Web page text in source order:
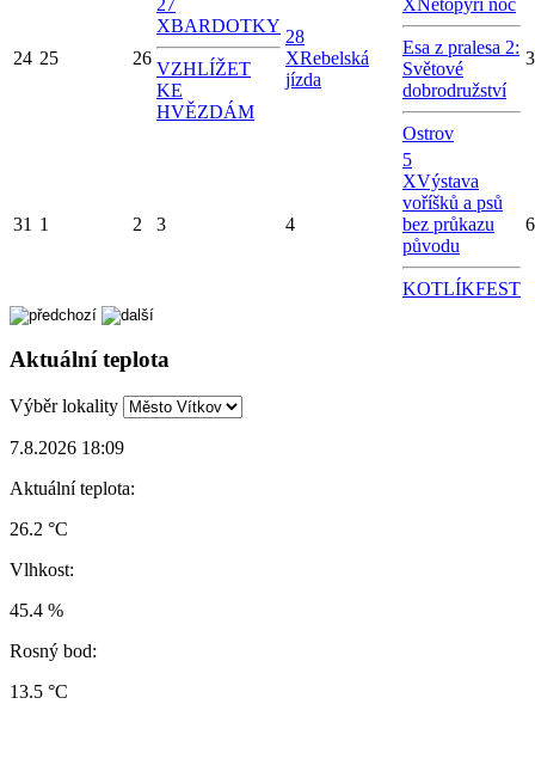
24 25 26
XBARDOTKY
VZHLÍŽET
KE
HVĚZDÁM
28
XRebelská
jízda
Esa z pralesa 2:
Světové
dobrodružství
Ostrov
31 1 2 3 4
5
XVýstava
voříšků a psů
bez průkazu
původu
KOTLÍKFEST
6
Aktuální teplota
Výběr lokality
7.8.2026 18:09
Aktuální teplota:
26.2 °C
Vlhkost:
45.4 %
Rosný bod:
13.5 °C